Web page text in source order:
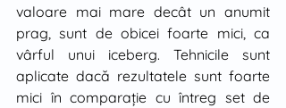
valoare mai mare decât un anumit
prag, sunt de obicei foarte mici, ca
vârful unui iceberg. Tehnicile sunt
aplicate dacă rezultatele sunt foarte
mici în comparaţie cu întreg set de